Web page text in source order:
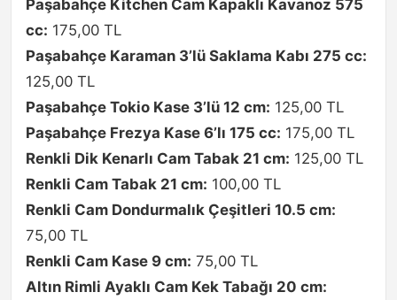
Paşabahçe Kitchen Cam Kapaklı Kavanoz 575
cc: 175,00 TL
Paşabahçe Karaman 3’lü Saklama Kabı 275 cc:
125,00 TL
Paşabahçe Tokio Kase 3’lü 12 cm: 125,00 TL
Paşabahçe Frezya Kase 6’lı 175 cc: 175,00 TL
Renkli Dik Kenarlı Cam Tabak 21 cm: 125,00 TL
Renkli Cam Tabak 21 cm: 100,00 TL
Renkli Cam Dondurmalık Çeşitleri 10.5 cm:
75,00 TL
Renkli Cam Kase 9 cm: 75,00 TL
Altın Rimli Ayaklı Cam Kek Tabağı 20 cm: